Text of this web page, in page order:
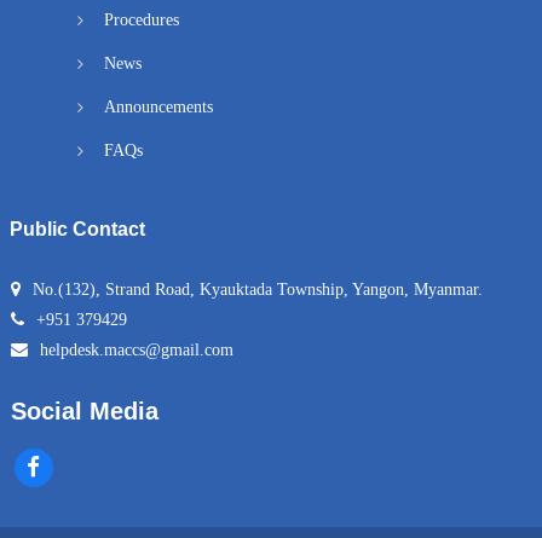
Procedures
News
Announcements
FAQs
Public Contact
No.(132), Strand Road, Kyauktada Township, Yangon, Myanmar.
+951 379429
helpdesk.maccs@gmail.com
Social Media